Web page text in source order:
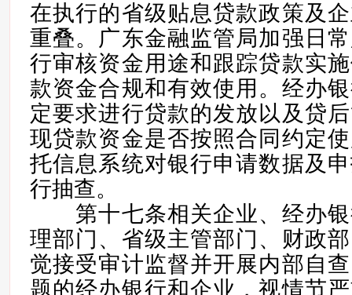
在执行的省级贴息贷款政策及
重叠。广东金融监管局加强日
行审核资金用途和跟踪贷款实
款资金合规和有效使用。经办
定要求进行贷款的发放以及贷
现贷款资金是否按照合同约定
托信息系统对银行申请数据及
行抽查。
第十七条相关企业、经办银
理部门、省级主管部门、财政
觉接受审计监督并开展内部自
题的经办银行和企业，视情节